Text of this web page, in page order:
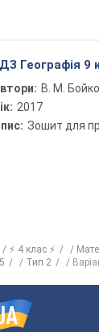
Географія 9
В. М.
2017
Зошит для
⚡ 4 клас ⚡
Тип 2